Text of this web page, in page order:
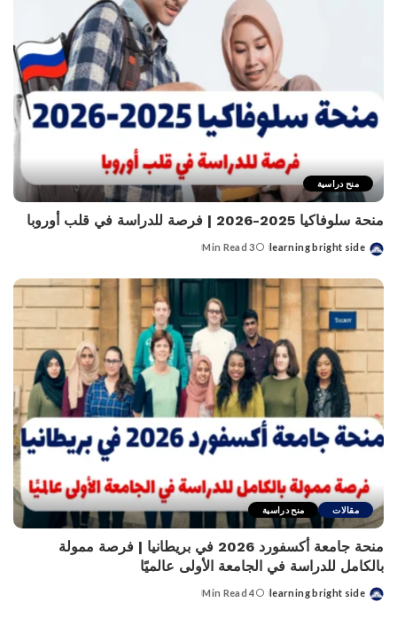
منح دراسية
منحة سلوفاكيا 2025-2026 | فرصة للدراسة في قلب أوروبا
Posted
learning bright side
3 Min Read
مقالات منح دراسية
منحة جامعة أكسفورد 2026 في بريطانيا | فرصة ممولة
بالكامل للدراسة في الجامعة الأولى عالميًا
Posted
learning bright side
4 Min Read